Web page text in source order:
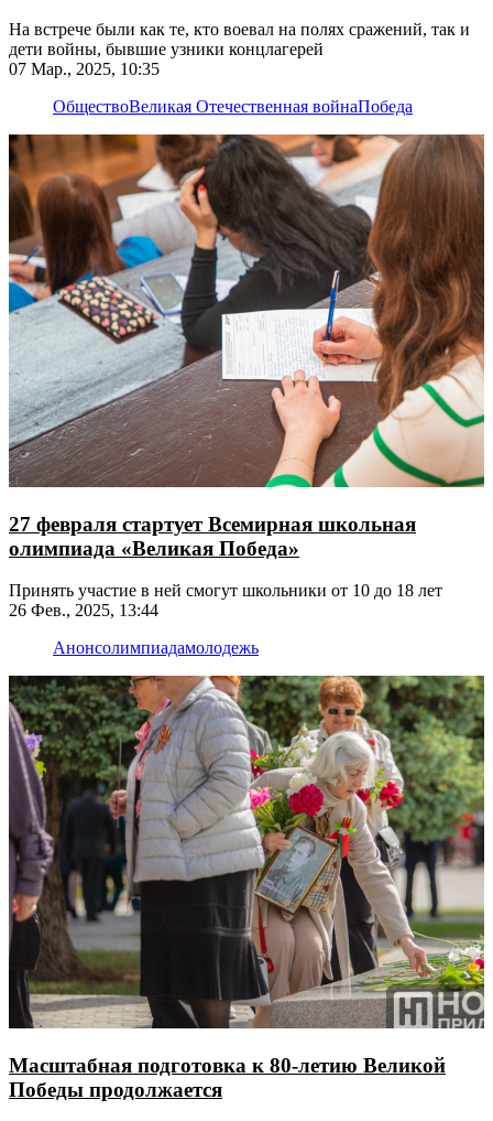
На встрече были как те, кто воевал на полях сражений, так и
дети войны, бывшие узники концлагерей
07 Мар., 2025, 10:35
ОбществоВеликая Отечественная войнаПобеда
27 февраля стартует Всемирная школьная
олимпиада «Великая Победа»
Принять участие в ней смогут школьники от 10 до 18 лет
26 Фев., 2025, 13:44
Анонсолимпиадамолодежь
Масштабная подготовка к 80-летию Великой
Победы продолжается